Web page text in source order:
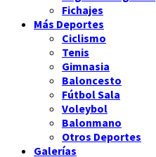
Fichajes
Más Deportes
Ciclismo
Tenis
Gimnasia
Baloncesto
Fútbol Sala
Voleybol
Balonmano
Otros Deportes
Galerías